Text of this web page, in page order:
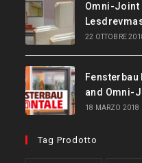
Omni-Joint
22 OTTOBRE
Fensterbau
and Omni-
18 MARZO 2018
Tag Prodotto